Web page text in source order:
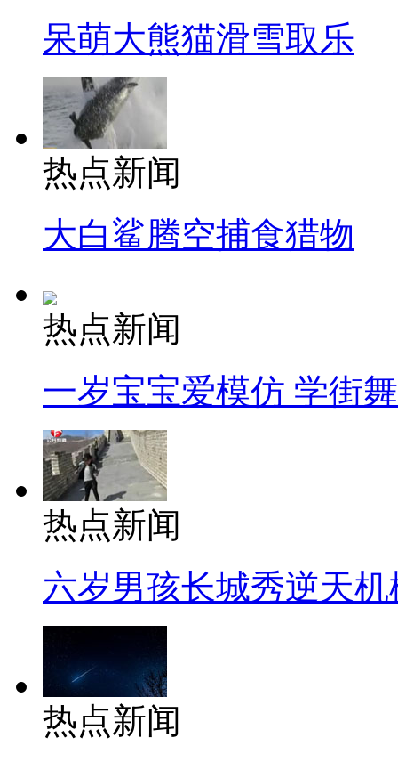
呆萌大熊猫滑雪取乐
热点新闻
大白鲨腾空捕食猎物
热点新闻
一岁宝宝爱模仿 学街
热点新闻
六岁男孩长城秀逆天机
热点新闻